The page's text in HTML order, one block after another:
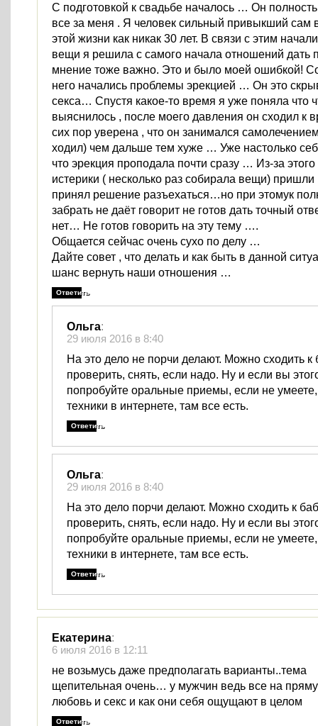
С подготовкой к свадьбе началось … Он
все за меня . Я человек сильный привыкший сам
этой жизни как никак 30 лет. В связи с этим
вещи я решила с самого начала отношений дать
мнение тоже важно. Это и было моей ошибкой!
него начались проблемы эрекцией … Он это
секса… Спустя какое-то время я уже поняла что
выяснилось , после моего давления он сходил к
сих пор уверена , что он занимался
ходил) чем дальше тем хуже … Уже настолько
что эрекция проподала почти сразу … Из-за
истерики ( несколько раз собирала вещи) пришли
принял решение разъехаться…но при этомук
забрать не даёт говорит не готов дать точный
нет… Не готов говорить на эту тему ….
Общается сейчас очень сухо по делу …
Дайте совет , что делать и как быть в данной
шанс вернуть наши отношения …
Ответить
Ольга:
29 июля 2016 в 8:40
На это дело не порчи делают. Можно сходить к
проверить, снять, если надо. Ну и если вы
попробуйте оральные приемы, если не
техники в интернете, там все есть.
Ответить
Ольга:
29 июля 2016 в 8:40
На это дело порчи делают. Можно сходить к
проверить, снять, если надо. Ну и если вы
попробуйте оральные приемы, если не
техники в интернете, там все есть.
Ответить
Екатерина:
6 июля 2016 в 12:11
не возьмусь даже предполагать варианты..тема
щепительная очень… у мужчин ведь все на
любовь и секс и как они себя ощущают в целом
Ответить